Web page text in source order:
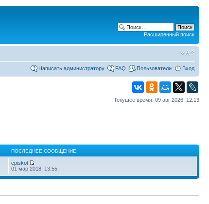
Расширенный поиск
Написать администратору FAQ Пользователи Вход
Текущее время: 09 авг 2026, 12:13
ПОСЛЕДНЕЕ СООБЩЕНИЕ
episkol
01 мар 2018, 13:55